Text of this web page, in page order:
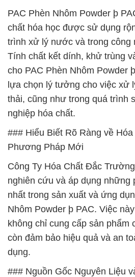
PAC Phèn Nhôm Powder þ
chất hóa học được sử dụng
trình xử lý nước và trong công
Tính chất kết dính, khử trùng
cho PAC Phèn Nhôm Powder
lựa chọn lý tưởng cho việc xử
thải, cũng như trong quá trình
nghiệp hóa chất.
### Hiểu Biết Rõ Ràng về
Phương Pháp Mới
Công Ty Hóa Chất Đắc
nghiên cứu và áp dụng những
nhất trong sản xuất và ứng
Nhôm Powder þ PAC. Việc
không chỉ cung cấp sản phẩm
còn đảm bảo hiệu quả và an
dụng.
### Nguồn Gốc Nguyên Liệu